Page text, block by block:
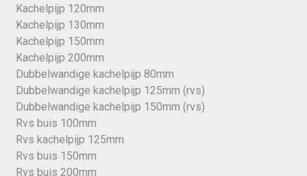
Kachelpijp 120mm
Kachelpijp 130mm
Kachelpijp 150mm
Kachelpijp 200mm
Dubbelwandige kachelpijp 80mm
Dubbelwandige kachelpijp 125mm (rvs)
Dubbelwandige kachelpijp 150mm (rvs)
Rvs buis 100mm
Rvs kachelpijp 125mm
Rvs buis 150mm
Rvs buis 200mm